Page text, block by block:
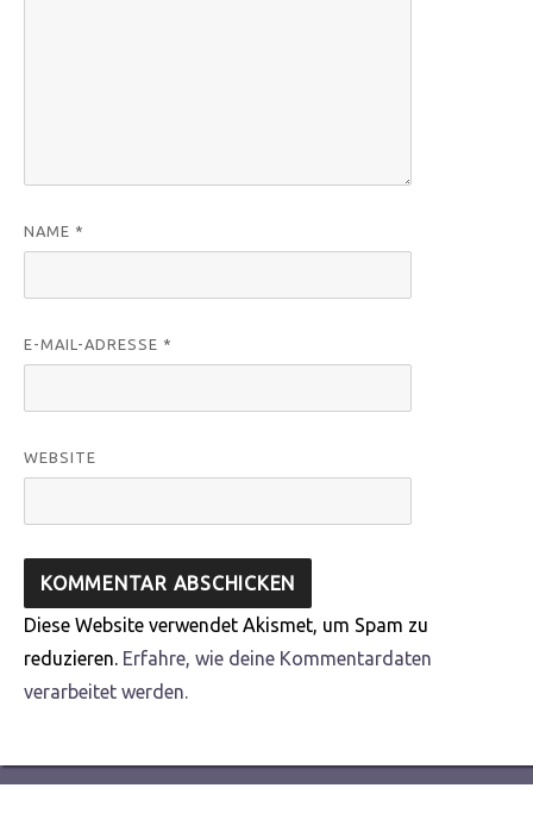
NAME *
E-MAIL-ADRESSE *
WEBSITE
Diese Website verwendet Akismet, um Spam zu
reduzieren. Erfahre, wie deine Kommentardaten
verarbeitet werden.